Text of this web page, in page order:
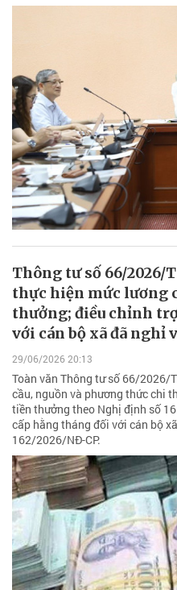
Thông tư số 66/2026/
thực hiện mức lương
thưởng; điều chỉnh
với cán bộ xã đã nghỉ
29/06/2026 20:13
Toàn văn Thông tư số 66/2026/
cầu, nguồn và phương thức chi
tiền thưởng theo Nghị định số
cấp hằng tháng đối với cán bộ
162/2026/NĐ-CP.